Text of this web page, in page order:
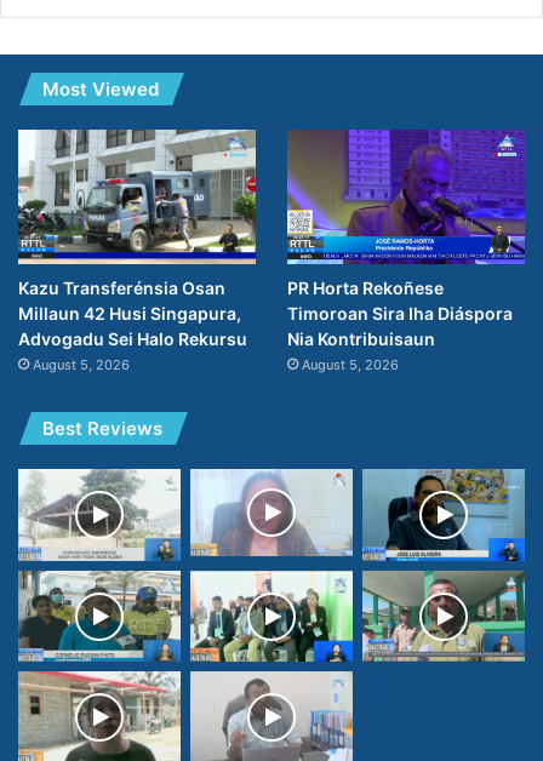
Most Viewed
Kazu Transferénsia Osan
Millaun 42 Husi Singapura,
Advogadu Sei Halo Rekursu
August 5, 2026
PR Horta Rekoñese
Timoroan Sira Iha Diáspora
Nia Kontribuisaun
August 5, 2026
Best Reviews